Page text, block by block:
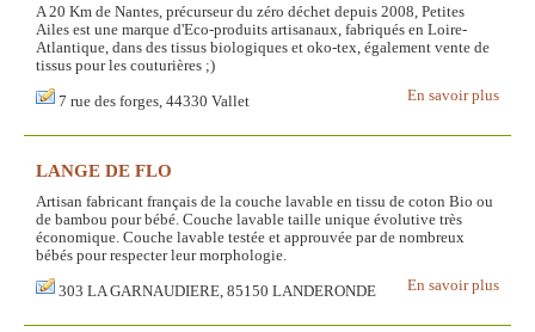
A 20 Km de Nantes, précurseur du zéro déchet depuis 2008, Petites
Ailes est une marque d'Eco-produits artisanaux, fabriqués en Loire-
Atlantique, dans des tissus biologiques et oko-tex, également vente de
tissus pour les couturières ;)
En savoir plus
7 rue des forges, 44330 Vallet
LANGE DE FLO
Artisan fabricant français de la couche lavable en tissu de coton Bio ou
de bambou pour bébé. Couche lavable taille unique évolutive très
économique. Couche lavable testée et approuvée par de nombreux
bébés pour respecter leur morphologie.
En savoir plus
303 LA GARNAUDIERE, 85150 LANDERONDE